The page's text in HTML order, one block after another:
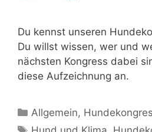
Du kennst unseren
Du willst wissen, wer und
nächsten Kongress dabei
diese Aufzeichnung an.
Allgemein,